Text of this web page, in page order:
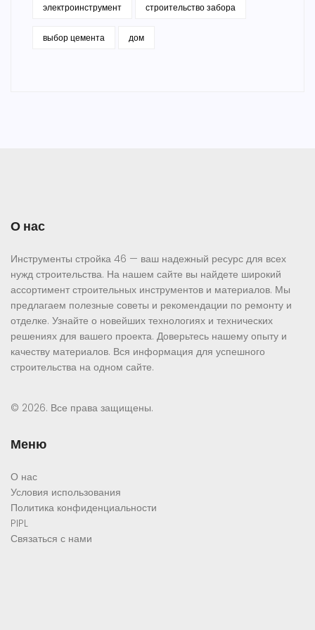
электроинструмент строительство забора
выбор цемента дом
О нас
Инструменты стройка 46 — ваш надежный ресурс для всех
нужд строительства. На нашем сайте вы найдете широкий
ассортимент строительных инструментов и материалов. Мы
предлагаем полезные советы и рекомендации по ремонту и
отделке. Узнайте о новейших технологиях и технических
решениях для вашего проекта. Доверьтесь нашему опыту и
качеству материалов. Вся информация для успешного
строительства на одном сайте.
© 2026. Все права защищены.
Меню
О нас
Условия использования
Политика конфиденциальности
PIPL
Связаться с нами